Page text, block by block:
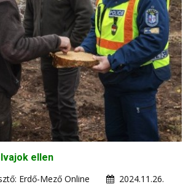
ellen
Erdő-Mező Online
2024.11.26.